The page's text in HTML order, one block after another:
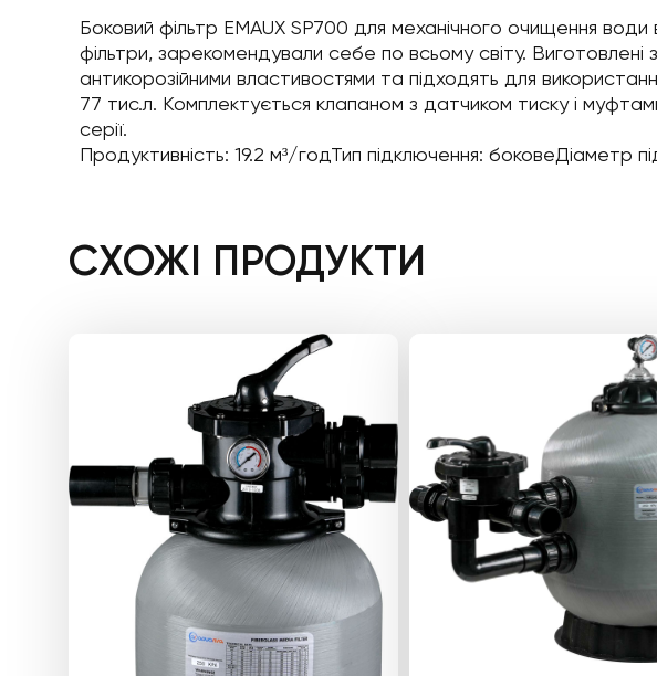
Боковий фільтр EMAUX SP700 для механічного очищення
фільтри, зарекомендували себе по всьому світу. Виготовлені
антикорозійними властивостями та підходять для
77 тис.л. Комплектується клапаном з датчиком тиску і
серії.
Продуктивність: 19.2 м³/годТип підключення: боковеДіаметр
СХОЖІ ПРОДУКТИ